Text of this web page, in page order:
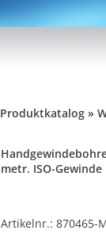
Produktkatalog »
metr. ISO-
Artikelnr.: 870465-